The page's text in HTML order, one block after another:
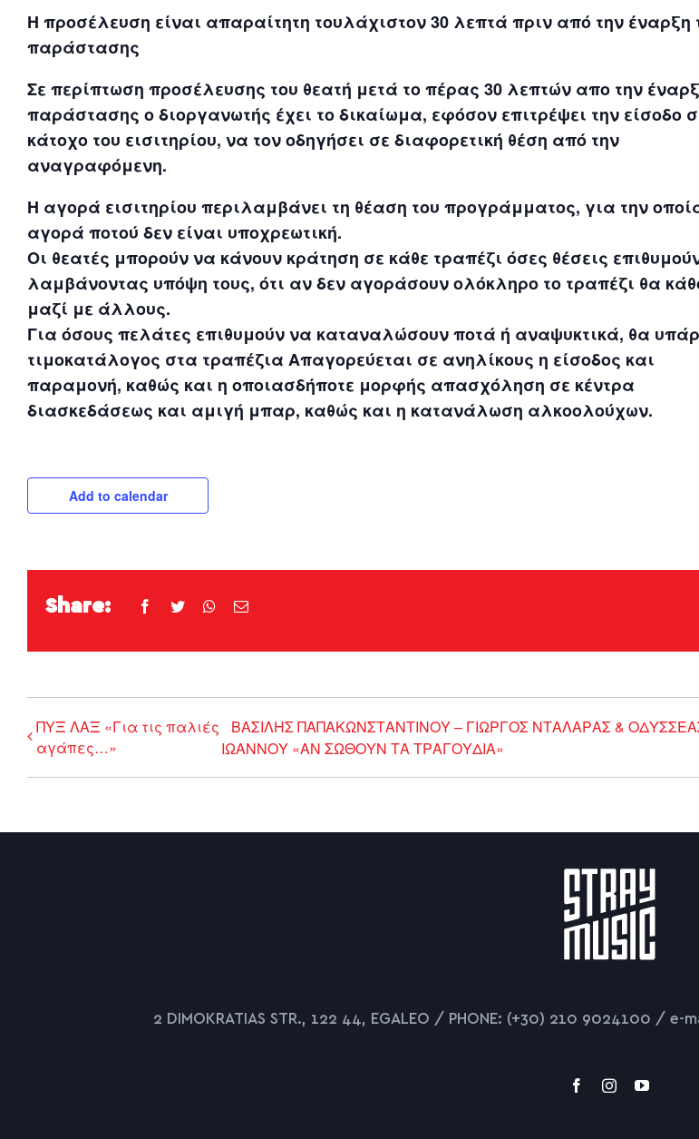
Η προσέλευση είναι απαραίτητη τουλάχιστον 30 λεπτά πριν από την έναρξη
παράστασης
Σε περίπτωση προσέλευσης του θεατή μετά το πέρας 30 λεπτών απο την
παράστασης ο διοργανωτής έχει το δικαίωμα, εφόσον επιτρέψει την είσοδο
κάτοχο του εισιτηρίου, να τον οδηγήσει σε διαφορετική θέση από την
αναγραφόμενη.
Η αγορά εισιτηρίου περιλαμβάνει τη θέαση του προγράμματος, για την
αγορά ποτού δεν είναι υποχρεωτική.
Οι θεατές μπορούν να κάνουν κράτηση σε κάθε τραπέζι όσες θέσεις
λαμβάνοντας υπόψη τους, ότι αν δεν αγοράσουν ολόκληρο το τραπέζι θα
μαζί με άλλους.
Για όσους πελάτες επιθυμούν να καταναλώσουν ποτά ή αναψυκτικά, θα
τιμοκατάλογος στα τραπέζια Απαγορεύεται σε ανηλίκους η είσοδος και
παραμονή, καθώς και η οποιασδήποτε μορφής απασχόληση σε κέντρα
διασκεδάσεως και αμιγή μπαρ, καθώς και η κατανάλωση αλκοολούχων.
Add to calendar
Share: Facebook
Twitter WhatsApp
Email
ΠΥΞ ΛΑΞ «Για τις παλιές
αγάπες…»
ΒΑΣΙΛΗΣ ΠΑΠΑΚΩΝΣΤΑΝΤΙΝΟΥ – ΓΙΩΡΓΟΣ ΝΤΑΛΑΡΑΣ &
ΙΩΑΝΝΟΥ «ΑΝ ΣΩΘΟΥΝ ΤΑ ΤΡΑΓΟΥΔΙΑ»
2 DIMOKRATIAS STR., 122 44, EGALEO / PHONE: (+30) 210 9024100 /